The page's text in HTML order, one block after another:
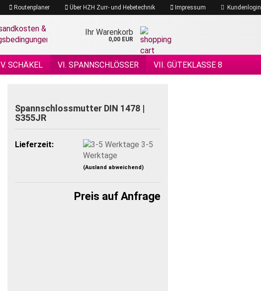
Routenplaner Über HZH Zurr- und Hebetechnik Impressum Kundenlogin
Ihr Warenkorb
0,00 EUR
V. SCHÄKEL VI. SPANNSCHLÖSSER VII. GÜTEKLASSE 8
XVIII. HÖHENSICHERHEIT
Spannschlossmutter DIN 1478 |
S355JR
Lieferzeit:
3-5
Werktage
(Ausland abweichend)
Preis auf Anfrage